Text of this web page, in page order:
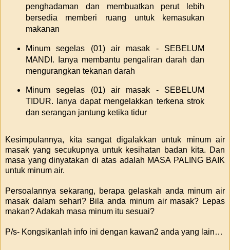
penghadaman dan membuatkan perut lebih
bersedia memberi ruang untuk kemasukan
makanan
Minum segelas (01) air masak - SEBELUM
MANDI. Ianya membantu pengaliran darah dan
mengurangkan tekanan darah
Minum segelas (01) air masak - SEBELUM
TIDUR. Ianya dapat mengelakkan terkena strok
dan serangan jantung ketika tidur
Kesimpulannya, kita sangat digalakkan untuk minum air
masak yang secukupnya untuk kesihatan badan kita. Dan
masa yang dinyatakan di atas adalah MASA PALING BAIK
untuk minum air.
Persoalannya sekarang, berapa gelaskah anda minum air
masak dalam sehari? Bila anda minum air masak? Lepas
makan? Adakah masa minum itu sesuai?
P/s- Kongsikanlah info ini dengan kawan2 anda yang lain…